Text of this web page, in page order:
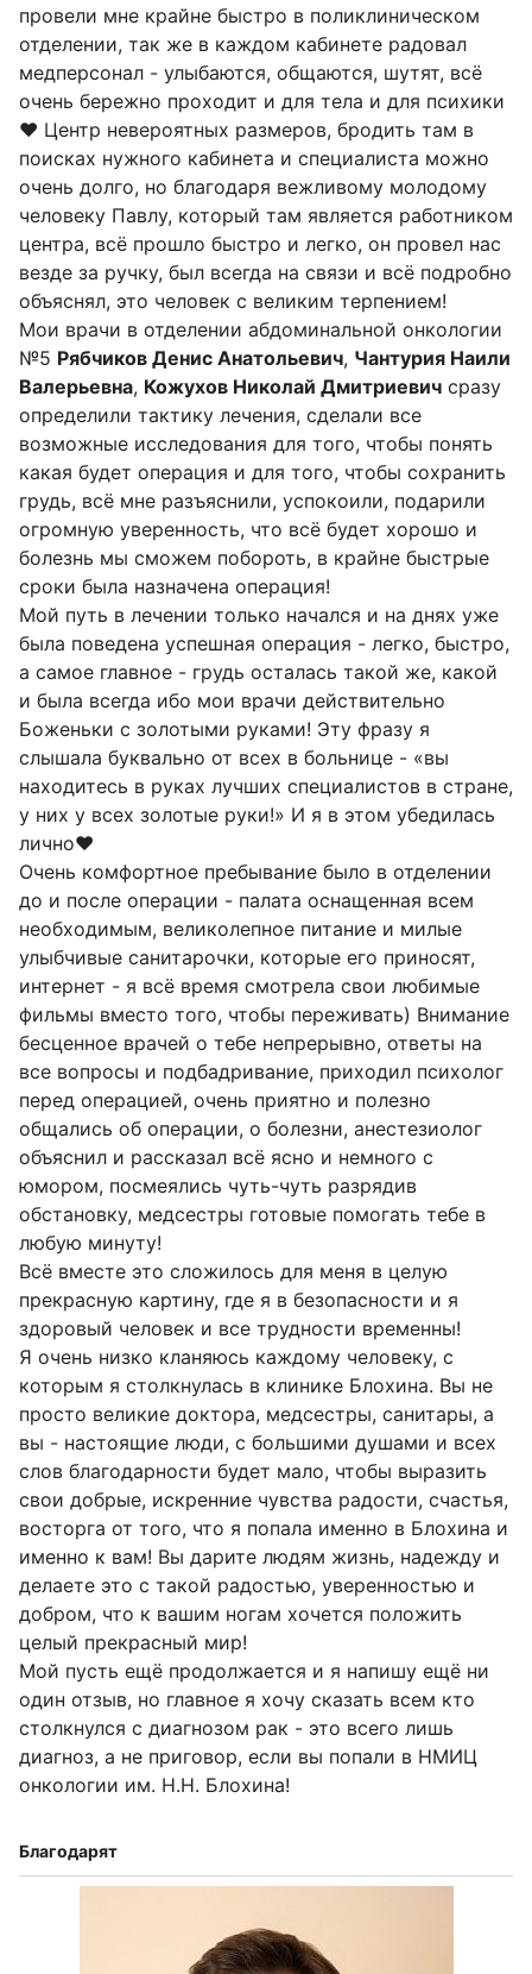
провели мне крайне быстро в поликлиническом
отделении, так же в каждом кабинете радовал
медперсонал - улыбаются, общаются, шутят, всё
очень бережно проходит и для тела и для психики
❤️ Центр невероятных размеров, бродить там в
поисках нужного кабинета и специалиста можно
очень долго, но благодаря вежливому молодому
человеку Павлу, который там является работником
центра, всё прошло быстро и легко, он провел нас
везде за ручку, был всегда на связи и всё подробно
объяснял, это человек с великим терпением!
Мои врачи в отделении абдоминальной онкологии
№5 Рябчиков Денис Анатольевич, Чантурия Наили
Валерьевна, Кожухов Николай Дмитриевич сразу
определили тактику лечения, сделали все
возможные исследования для того, чтобы понять
какая будет операция и для того, чтобы сохранить
грудь, всё мне разъяснили, успокоили, подарили
огромную уверенность, что всё будет хорошо и
болезнь мы сможем побороть, в крайне быстрые
сроки была назначена операция!
Мой путь в лечении только начался и на днях уже
была поведена успешная операция - легко, быстро,
а самое главное - грудь осталась такой же, какой
и была всегда ибо мои врачи действительно
Боженьки с золотыми руками! Эту фразу я
слышала буквально от всех в больнице - «вы
находитесь в руках лучших специалистов в стране,
у них у всех золотые руки!» И я в этом убедилась
лично❤️
Очень комфортное пребывание было в отделении
до и после операции - палата оснащенная всем
необходимым, великолепное питание и милые
улыбчивые санитарочки, которые его приносят,
интернет - я всё время смотрела свои любимые
фильмы вместо того, чтобы переживать) Внимание
бесценное врачей о тебе непрерывно, ответы на
все вопросы и подбадривание, приходил психолог
перед операцией, очень приятно и полезно
общались об операции, о болезни, анестезиолог
объяснил и рассказал всё ясно и немного с
юмором, посмеялись чуть-чуть разрядив
обстановку, медсестры готовые помогать тебе в
любую минуту!
Всё вместе это сложилось для меня в целую
прекрасную картину, где я в безопасности и я
здоровый человек и все трудности временны!
Я очень низко кланяюсь каждому человеку, с
которым я столкнулась в клинике Блохина. Вы не
просто великие доктора, медсестры, санитары, а
вы - настоящие люди, с большими душами и всех
слов благодарности будет мало, чтобы выразить
свои добрые, искренние чувства радости, счастья,
восторга от того, что я попала именно в Блохина и
именно к вам! Вы дарите людям жизнь, надежду и
делаете это с такой радостью, уверенностью и
добром, что к вашим ногам хочется положить
целый прекрасный мир!
Мой пусть ещё продолжается и я напишу ещё ни
один отзыв, но главное я хочу сказать всем кто
столкнулся с диагнозом рак - это всего лишь
диагноз, а не приговор, если вы попали в НМИЦ
онкологии им. Н.Н. Блохина!
Благодарят